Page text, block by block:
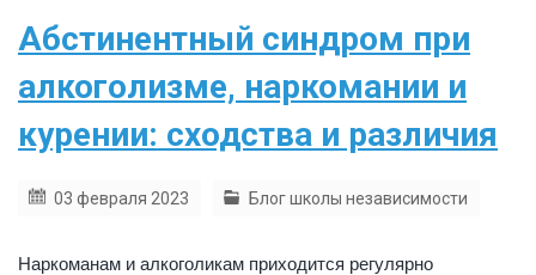
Абстинентный синдром при
алкоголизме, наркомании и
курении: сходства и различия
03 февраля 2023 Блог школы независимости
Наркоманам и алкоголикам приходится регулярно